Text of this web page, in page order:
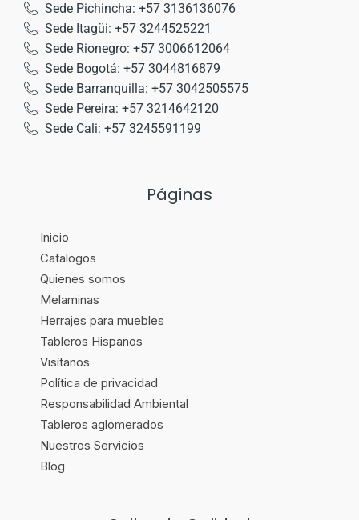
Sede Pichincha: +57 3136136076
Sede Itagüi: +57 3244525221
Sede Rionegro: +57 3006612064
Sede Bogotá: +57 3044816879
Sede Barranquilla: +57 3042505575
Sede Pereira: +57 3214642120
Sede Cali: +57 3245591199
Páginas
Inicio
Catalogos
Quienes somos
Melaminas
Herrajes para muebles
Tableros Hispanos
Visítanos
Política de privacidad
Responsabilidad Ambiental
Tableros aglomerados
Nuestros Servicios
Blog